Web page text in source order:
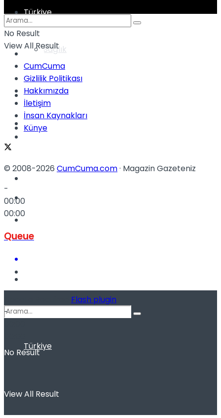
Sağlık
TV
Kadınca
Türkiye
Türkiye
Müzik
Sinema
Podcast
No Result
View All Result
No Result
View All Result
CumCuma
Gizlilik Politikası
Hakkımızda
İletişim
İnsan Kaynakları
Künye
© 2008-2026 CumCuma.com· Magazin Gazeteniz
-
00:00
00:00
Queue
Flash plugin
-